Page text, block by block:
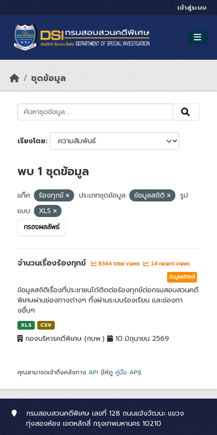
เข้าสู่ระบบ
ชุดข้อมูล
เรียงโดย
พบ 1 ชุดข้อมูล
แท็ค: ร้องทุกข์ ประเภทชุดข้อมูล: ข้อมูลสถิติ
รูป
แบบ:
XLS
กรองผลลัพธ์
จำนวนเรื่องร้องทุกข์ 8364 total views 14 recent views
ข้อมูลสถิติคดี
ข้อมูลสถิติเรื่องที่ประชาชนได้ติดต่อร้องทุกข์ต่อกรมสอบสวนคดี
พิเศษผ่านช่องทางต่างๆ ทั้งผ่านระบบร้องเรียน และช่องทา
งอื่นๆ
XLS CSV
กองบริหารคดีพิเศษ (กบพ.) 10 มิถุนายน 2569
คุณสามารถเข้าถึงคลังทาง API (ให้ดู คู่มือ API).
กรมสอบสวนคดีพิเศษ เลขที่ 128 ถนนแจ้งวัฒนะ แขวง
ทุ่งสองห้อง เขตหลักสี่ กรุงเทพมหานคร 10210